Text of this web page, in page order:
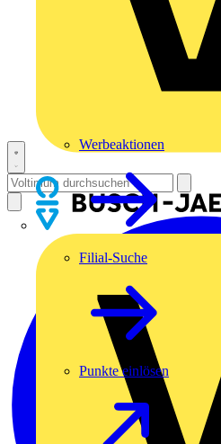
Werbeaktionen
Filial-Suche
Punkte einlösen